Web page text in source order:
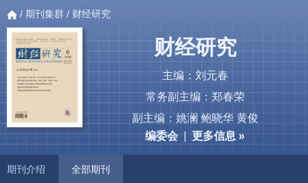
/ 期刊集群 / 财经研究
财经研究
主编：刘元春
常务副主编：郑春荣
副主编：姚澜 鲍晓华 黄俊
编委会|更多信息 »
期刊介绍 全部期刊